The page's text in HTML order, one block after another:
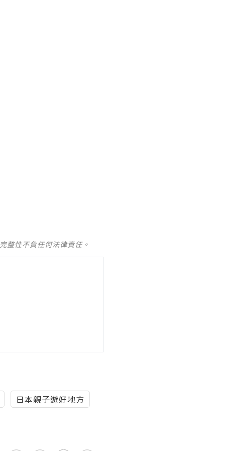
整性不負任何法律責任。
日本親子遊好地方